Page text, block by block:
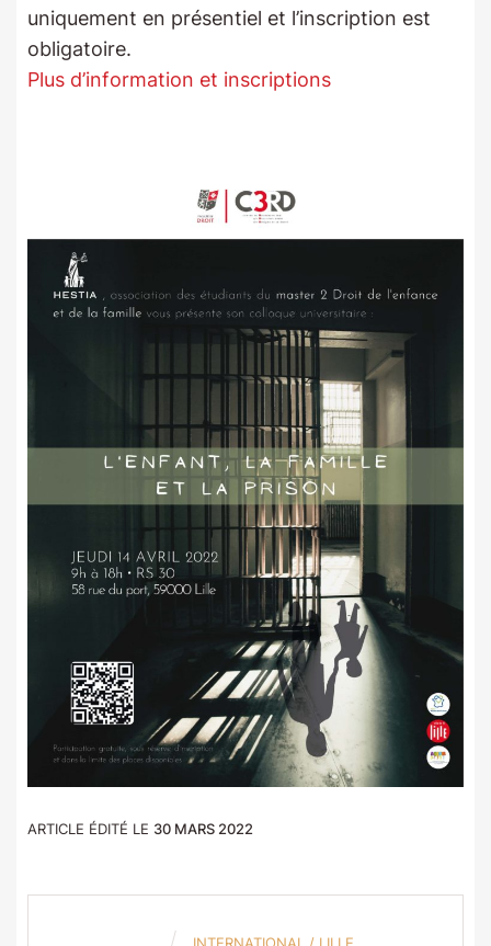
uniquement en présentiel et l’inscription est
obligatoire.
Plus d’information et inscriptions
ARTICLE ÉDITÉ LE 30 MARS 2022